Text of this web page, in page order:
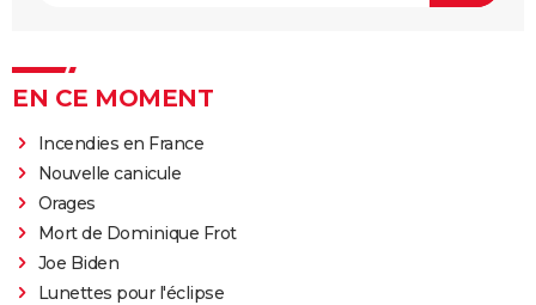
EN CE MOMENT
Incendies en France
Nouvelle canicule
Orages
Mort de Dominique Frot
Joe Biden
Lunettes pour l'éclipse